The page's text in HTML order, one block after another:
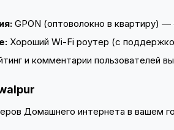
GPON (оптоволокно в квартиру)
Хороший Wi-Fi роутер (с
и комментарии пользователей
Домашнего интернета в вашем